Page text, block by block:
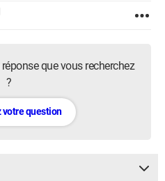
que vous recherchez
?
votre question